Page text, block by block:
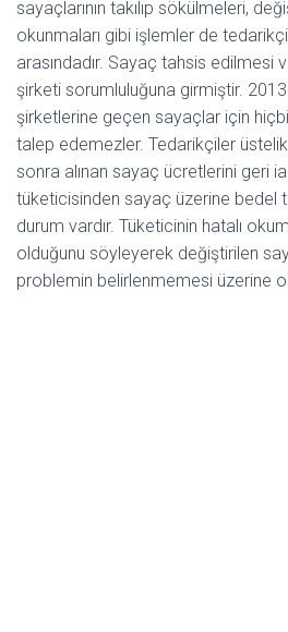
sayaçlarının takılıp sökülmeleri,
okunmaları gibi işlemler de
arasındadır. Sayaç tahsis edilmesi
şirketi sorumluluğuna girmiştir. 2013
şirketlerine geçen sayaçlar için
talep edemezler. Tedarikçiler
sonra alınan sayaç ücretlerini geri
tüketicisinden sayaç üzerine bedel
durum vardır. Tüketicinin hatalı
olduğunu söyleyerek değiştirilen
problemin belirlenmemesi üzerine